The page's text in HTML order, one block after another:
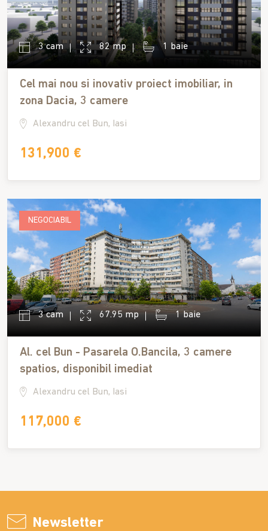
3 cam 82 mp 1 baie
Cel mai nou si inovativ proiect imobiliar, in
zona Dacia, 3 camere
Alexandru cel Bun, Iasi
131,900 €
NEGOCIABIL
3 cam 67.95 mp 1 baie
Al. cel Bun - Pasarela O.Bancila, 3 camere
spatios, disponibil imediat
Alexandru cel Bun, Iasi
117,000 €
Newsletter